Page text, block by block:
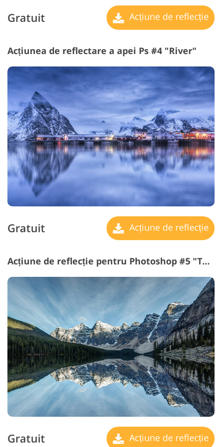
Gratuit Acțiune de reflecție
Acțiunea de reflectare a apei Ps #4 "River"
Gratuit Acțiune de reflecție
Acțiune de reflecție pentru Photoshop #5 "The Waves"
Gratuit Acțiune de reflecție